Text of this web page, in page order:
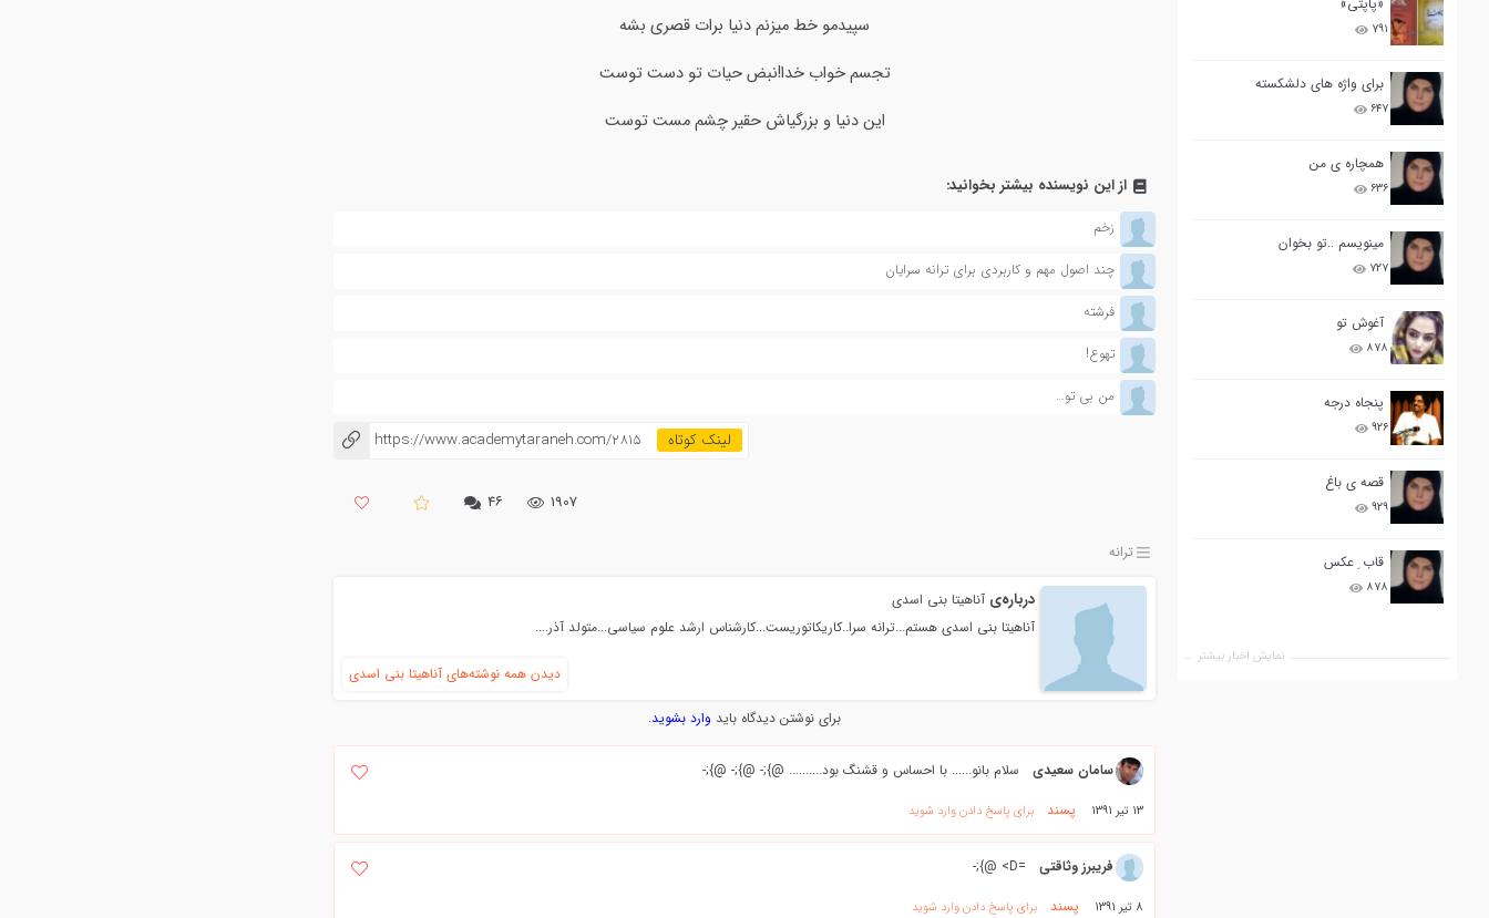
۷۹۱
برای واژه های دلشکسته
۶۴۷
همچاره ی من
۶۳۶
مینویسم ..تو بخوان
۷۲۷
آغوش تو
۸۷۸
پنجاه درجه
۹۲۶
قصه ی باغ
۹۲۹
قاب ِ عکس
۸۷۸
نمایش اخبار بیشتر
سپیدمو خط میزنم دنیا برات قصری بشه
تجسم خواب خدا!نبض حیات تو دست توست
این دنیا و بزرگیاش حقیر چشم مست توست
از این نویسنده بیشتر بخوانید:
زخم
چند اصول مهم و کاربردی برای ترانه سرایان
فرشته
تهوع!
من بی تو…
https://www.academytaraneh.com/2815
1907 ۴۶
ترانه
درباره‌یآناهیتا بنی اسدی
آناهیتا بنی اسدی هستم...ترانه سرا..کاریکاتوریست...کارشناس ارشد علوم سیاسی...متولد آذر....
دیدن همه نوشته‌های آناهیتا بنی اسدی
برای نوشتن دیدگاه باید وارد بشوید.
سامان سعیدی سلام بانو...... با احساس و قشنگ بود.......... @};- @};- @};-
13 تیر 1391 پسند برای پاسخ دادن وارد شوید
فریبرز وثاقتی =D> @};-
8 تیر 1391 پسند برای پاسخ دادن وارد شوید